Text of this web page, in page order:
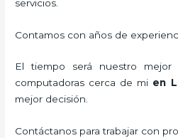
servicios.
Contamos con años de
El tiempo será nuestro mejor
computadoras cerca de mi en
mejor decisión.
Contáctanos para trabajar con